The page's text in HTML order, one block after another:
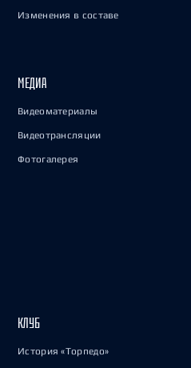
Изменения в составе
МЕДИА
Видеоматериалы
Видеотрансляции
Фотогалерея
КЛУБ
История «Торпедо»